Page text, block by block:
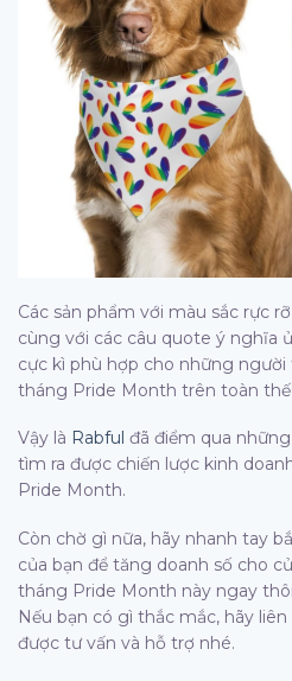
Các sản phẩm với màu sắc rực
cùng với các câu quote ý nghĩa
cực kì phù hợp cho những
tháng Pride Month trên toàn thế
Vậy là Rabful đã điểm qua
tìm ra được chiến lược kinh
Pride Month.
Còn chờ gì nữa, hãy nhanh tay
của bạn để tăng doanh số cho
tháng Pride Month này ngay
Nếu bạn có gì thắc mắc, hãy
được tư vấn và hỗ trợ nhé.